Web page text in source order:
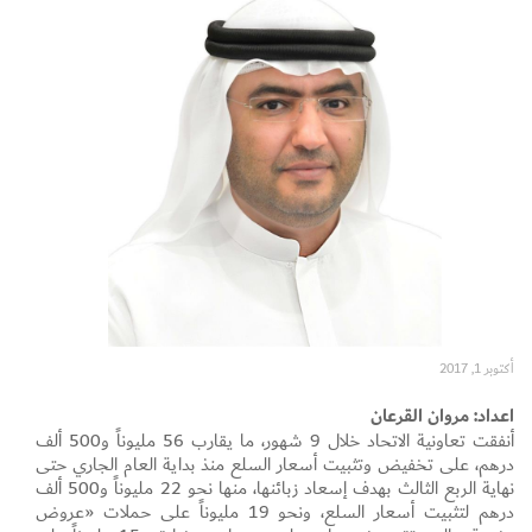
أكتوبر 1, 2017
اعداد: مروان القرعان
أنفقت تعاونية الاتحاد خلال 9 شهور، ما يقارب 56 مليوناً و500 ألف
درهم، على تخفيض وتثبيت أسعار السلع منذ بداية العام الجاري حتى
نهاية الربع الثالث بهدف إسعاد زبائنها، منها نحو 22 مليوناً و500 ألف
درهم لتثبيت أسعار السلع، ونحو 19 مليوناً على حملات «عروض
Set Youtube Channel ID